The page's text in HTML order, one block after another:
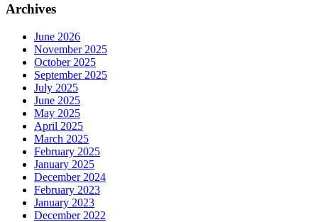
Archives
June 2026
November 2025
October 2025
September 2025
July 2025
June 2025
May 2025
April 2025
March 2025
February 2025
January 2025
December 2024
February 2023
January 2023
December 2022